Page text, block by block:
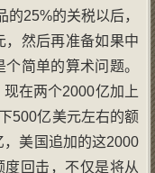
25%的关税以后，
，然后再准备如果中
简单的算术问题。
在两个2000亿加上
500亿美元左右的额
美国追加的这2000
回击，不仅是将从